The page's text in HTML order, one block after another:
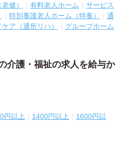
健） 有料老人ホーム
サービス
特別養護老人ホーム（特養）
通
ア（通所リハ）
グループホーム
介護・福祉の求人を給与か
円以上 1400円以上
1600円以